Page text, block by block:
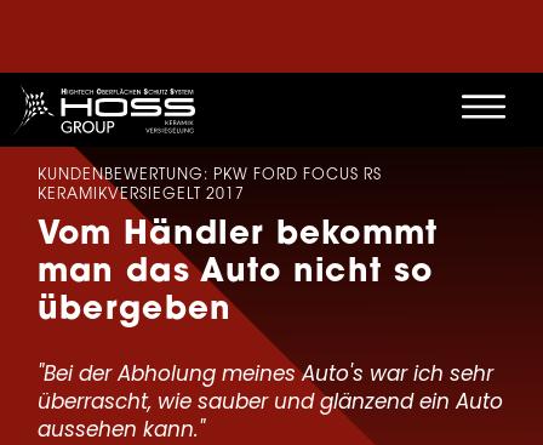
KUNDENBEWERTUNG: PKW FORD FOCUS RS
KERAMIKVERSIEGELT 2017
Vom Händler bekommt
man das Auto nicht so
übergeben
"Bei der Abholung meines Auto's war ich sehr
überrascht, wie sauber und glänzend ein Auto
aussehen kann."